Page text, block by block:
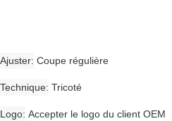
Ajuster Coupe régulière
Technique Tricoté
Logo Accepter le logo du client OEM